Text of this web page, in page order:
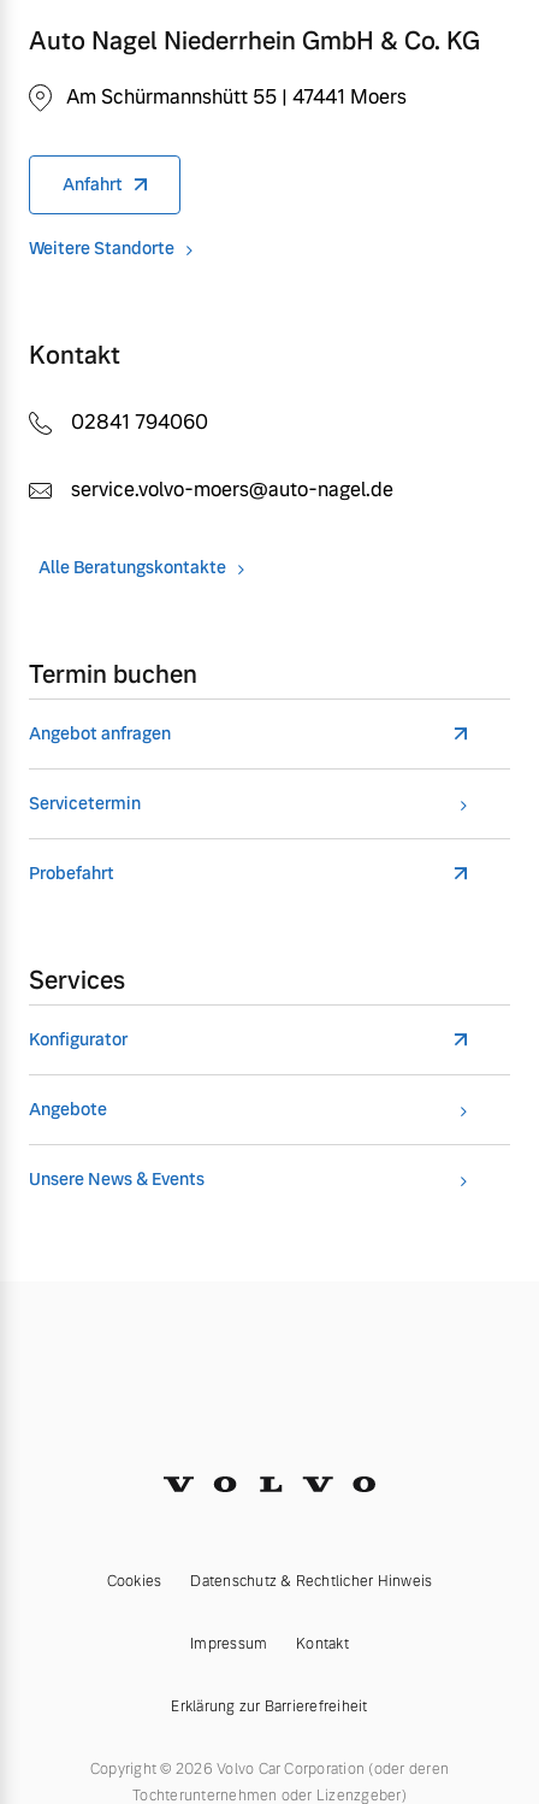
Auto Nagel Niederrhein GmbH & Co. KG
Am Schürmannshütt 55 | 47441 Moers
Anfahrt
Weitere Standorte
Kontakt
02841 794060
service.volvo-moers@auto-nagel.de
Alle Beratungskontakte
Termin buchen
Angebot anfragen
Servicetermin
Probefahrt
Services
Konfigurator
Angebote
Unsere News & Events
Cookies Datenschutz & Rechtlicher Hinweis
Impressum Kontakt
Erklärung zur Barrierefreiheit
Copyright © 2026 Volvo Car Corporation (oder deren
Tochterunternehmen oder Lizenzgeber)